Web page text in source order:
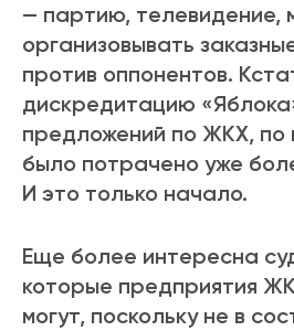
— партию, телевидение,
организовывать
против оппонентов.
дискредитацию
предложений по ЖКХ,
было потрачено уже
И это только начало.
Еще более интересна
которые предприятия
могут, поскольку не в